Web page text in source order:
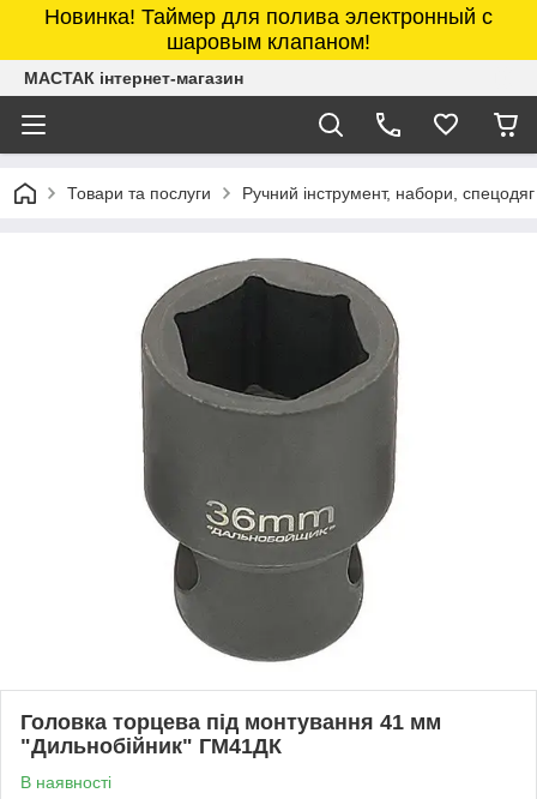
Новинка! Таймер для полива электронный с
шаровым клапаном!
МАСТАК інтернет-магазин
Товари та послуги Ручний інструмент, набори, спецодяг
Головка торцева під монтування 41 мм
"Дильнобійник" ГМ41ДК
В наявності